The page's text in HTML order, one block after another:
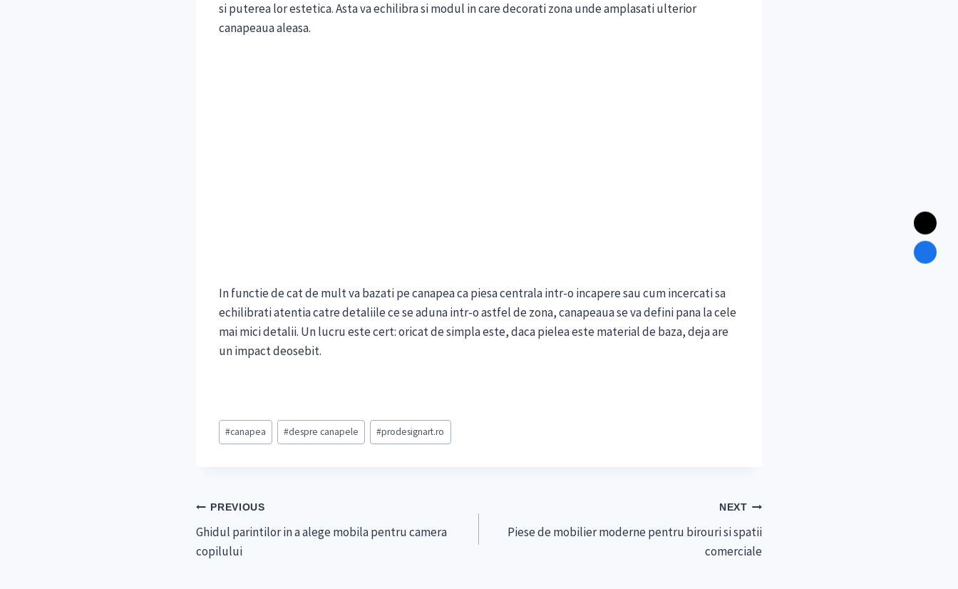
si puterea lor estetica. Asta va echilibra si modul in care decorati zona unde amplasati ulterior
canapeaua aleasa.
In functie de cat de mult va bazati pe canapea ca piesa centrala intr-o incapere sau cum incercati sa
echilibrati atentia catre detaliile ce se aduna intr-o astfel de zona, canapeaua se va defini pana la cele
mai mici detalii. Un lucru este cert: oricat de simpla este, daca pielea este material de baza, deja are
un impact deosebit.
Post
Tags:
#canapea #despre canapele #prodesignart.ro
Navigare
în
articole
PREVIOUS
Ghidul parintilor in a alege mobila pentru camera
copilului
NEXT
Piese de mobilier moderne pentru birouri si spatii
comerciale